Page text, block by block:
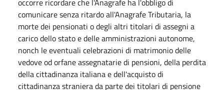
comunicare senza ritardo all'Anagrafe Tributaria, la
morte dei pensionati o degli altri titolari di assegni a
carico dello stato e delle amministrazioni autonome,
nonch le eventuali celebrazioni di matrimonio delle
vedove od orfane assegnatarie di pensioni, della perdita
della cittadinanza italiana e dell'acquisto di
cittadinanza straniera da parte dei titolari di pensione